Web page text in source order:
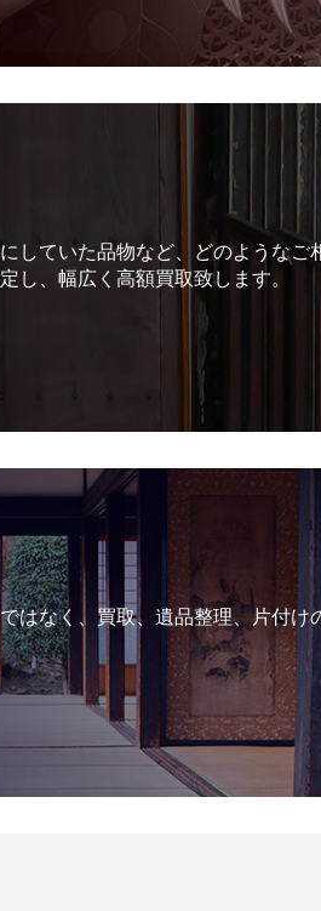
していた品物など、どのようなご
し、幅広く高額買取致します。
はなく、買取、遺品整理、片付け